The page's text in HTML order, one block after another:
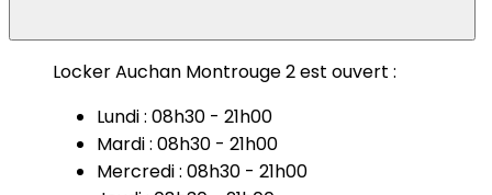
Locker Auchan Montrouge 2 est ouvert :
Lundi : 08h30 - 21h00
Mardi : 08h30 - 21h00
Mercredi : 08h30 - 21h00